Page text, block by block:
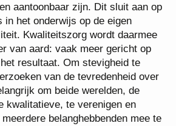
aantoonbaar zijn. Dit sluit aan op
in het onderwijs op de eigen
Kwaliteitszorg wordt daarmee
van aard: vaak meer gericht op
resultaat. Om stevigheid te
van de tevredenheid over
om beide werelden, de
kwalitatieve, te verenigen en
belanghebbenden mee te